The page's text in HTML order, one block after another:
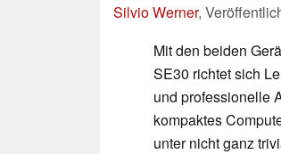
Silvio Werner,
Mit den beiden
SE30 richtet sich
und professionelle
kompaktes
unter nicht ganz